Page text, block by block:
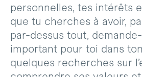
personnelles, tes intérêts
que tu cherches à avoir,
par-dessus tout,
important pour toi dans
quelques recherches sur